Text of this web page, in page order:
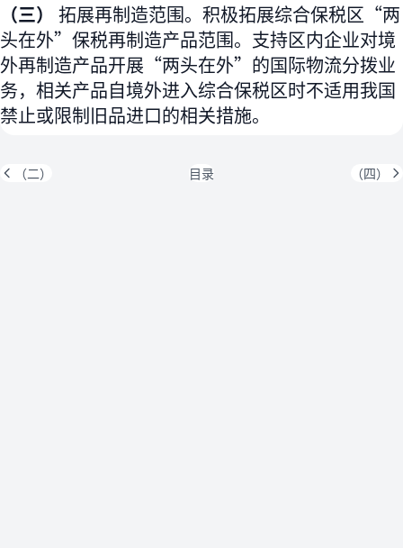
（三） 拓展再制造范围。积极拓展综合保税区“两
头在外”保税再制造产品范围。支持区内企业对境
外再制造产品开展“两头在外”的国际物流分拨业
务，相关产品自境外进入综合保税区时不适用我国
禁止或限制旧品进口的相关措施。
（二） 目录 （四）